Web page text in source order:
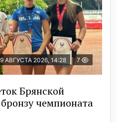
9 АВГУСТА 2026, 14:28 7
Брянской
чемпионата